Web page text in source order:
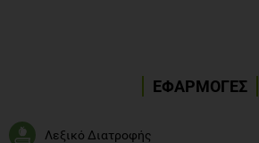
ΕΦΑΡΜΟΓΕΣ
Λεξικό Διατροφής